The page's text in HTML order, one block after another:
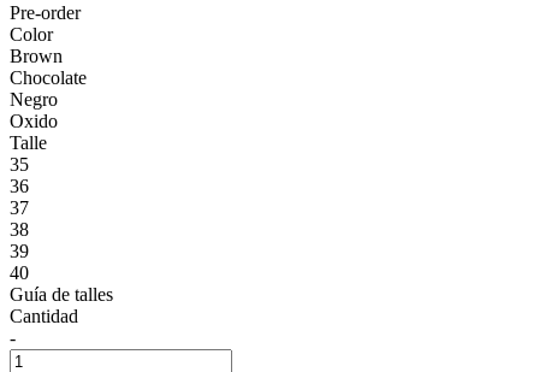
Pre-order
Color
Brown
Chocolate
Negro
Oxido
Talle
35
36
37
38
39
40
Guía de talles
Cantidad
-